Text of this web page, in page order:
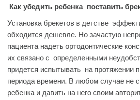
Как убедить ребенка поставить
Установка брекетов в детстве
обходится дешевле. Но зачастую
пациента надеть ортодонтические
их связано с определенными
придется испытывать на протяжении
периода времени. В любом случае не
ребенка и давить на него своим